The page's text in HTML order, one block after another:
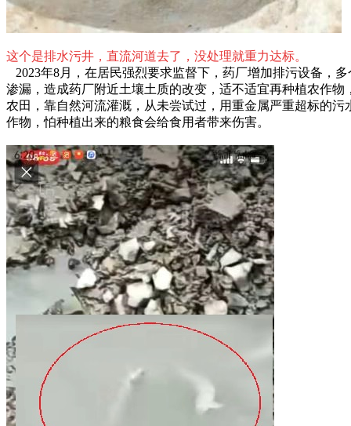
这个是排水污井，直流河道去了，没处理就重力达标。
2023年8月，在居民强烈要求监督下，药厂增加排污设备，
渗漏，造成药厂附近土壤土质的改变，适不适宜再种植农作
农田，靠自然河流灌溉，从未尝试过，用重金属严重超标的
作物，怕种植出来的粮食会给食用者带来伤害。